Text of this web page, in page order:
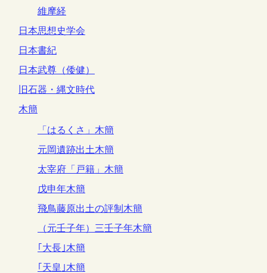
維摩経
日本思想史学会
日本書紀
日本武尊（倭健）
旧石器・縄文時代
木簡
「はるくさ」木簡
元岡遺跡出土木簡
太宰府「戸籍」木簡
戊申年木簡
飛鳥藤原出土の評制木簡
（元壬子年）三壬子年木簡
｢大長｣木簡
｢天皇｣木簡